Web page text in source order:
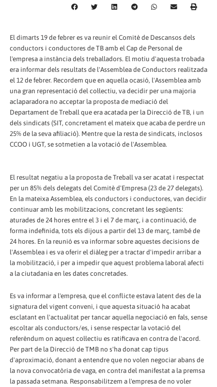
El dimarts 19 de febrer es va reunir el Comitè de Descansos dels
conductors i conductores de TB amb el Cap de Personal de
l'empresa a instància dels treballadors. El motiu d'aquesta trobada
era informar dels resultats de l'Assemblea de Conductors realitzada
el 12 de febrer. Recordem que en aquella ocasió, l'Assemblea amb
una gran representació del col·lectiu, va decidir per una majoria
aclaparadora no acceptar la proposta de mediació del
Departament de Treball que era acatada per la Direcció de TB, i un
dels sindicats (SIT, concretament el mateix que acaba de perdre un
25% de la seva afiliació). Mentre que la resta de sindicats, inclosos
CCOO i UGT, se sotmetien a la votació de l'Assemblea.
El resultat negatiu a la proposta de Treball va ser acatat i respectat
per un 85% dels delegats del Comitè d'Empresa (23 de 27 delegats).
En la mateixa Assemblea, els conductors i conductores, van decidir
continuar amb les mobilitzacions, concretant les següents:
aturades de 24 hores entre el 3 i el 7 de març, i a continuació, de
forma indefinida, tots els dijous a partir del 13 de març, també de
24 hores. En la reunió es va informar sobre aquestes decisions de
l'Assemblea i es va oferir el diàleg per a tractar d'impedir arribar a
la mobilització, i per a impedir que aquest problema laboral afecti
a la ciutadania en les dates concretades.
Es va informar a l'empresa, que el conflicte estava latent des de la
signatura del vigent conveni, i que aquesta situació ha acabat
esclatant en l'actualitat per tancar aquella negociació en fals, sense
escoltar als conductors/es, i sense respectar la votació del
referèndum on aquest col·lectiu es ratificava en contra de l'acord.
Per part de la Direcció de TMB no s'ha donat cap tipus
d'aproximació, donant a entendre que no volen negociar abans de
la nova convocatòria de vaga, en contra del manifestat a la premsa
la passada setmana. Responsabilitzem a l'empresa de no voler